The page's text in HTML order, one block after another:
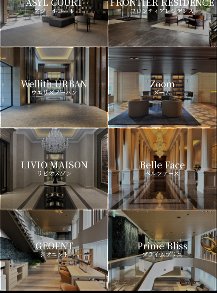
アジールコート フロンティアレジデンス
Wellith URBAN
ウエリスアーバン
Zoom
ズーム
LIVIO MAISON
リビオメゾン
Belle Face
ベルファース
GEOENT
ジオエント
Prime Bliss
プライムブリス